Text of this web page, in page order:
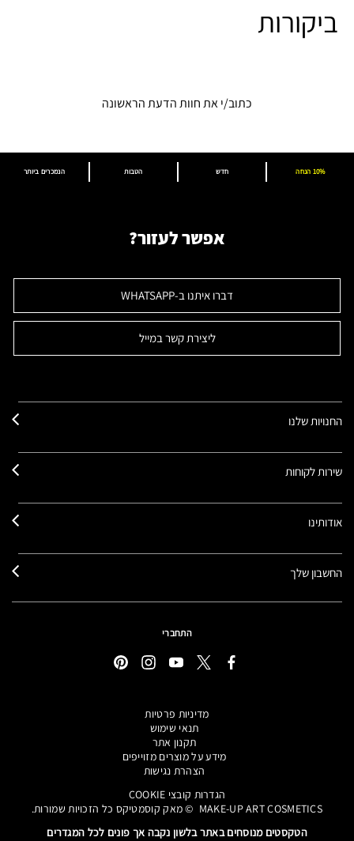
ביקורות
כתוב/י את חוות הדעת הראשונה
הנמכרים ביותר הטבות חדש 10% הנחה
אפשר לעזור?
דברו איתנו ב-WHATSAPP
ליצירת קשר במייל
החנויות שלנו
שירות לקוחות
אודותינו
החשבון שלך
התחברי
מדיניות פרטיות
תנאי שימוש
תקנון אתר
מידע על מוצרים מזוייפים
הצהרת נגישות
הגדרות קובצי COOKIE
MAKE-UP ART COSMETICS© מאק קוסמטיקס כל הזכויות שמורות.
הטקסטים מנוסחים באתר בלשון נקבה אך פונים לכל המגדרים